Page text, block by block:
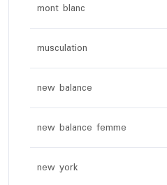
mont blanc
musculation
new balance
new balance femme
new york